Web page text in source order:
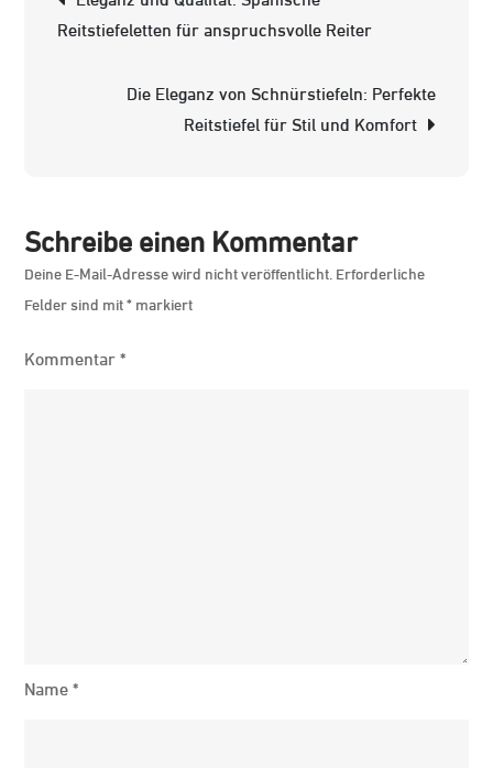
Komfort
und
Navigation
Reitstiefeletten für anspruchsvolle Reiter
Die Eleganz von Schnürstiefeln: Perfekte
Reitstiefel für Stil und Komfort
Schreibe einen Kommentar
Deine E-Mail-Adresse wird nicht veröffentlicht. Erforderliche
Felder sind mit*markiert
Kommentar*
Name*